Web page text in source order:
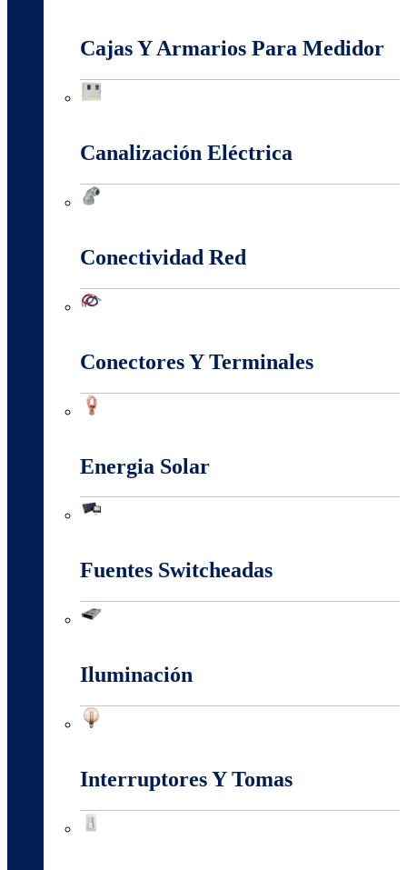
Cajas Y Armarios Para Medidor
Canalización Eléctrica
Conectividad Red
Conectores Y Terminales
Energia Solar
Fuentes Switcheadas
Iluminación
Interruptores Y Tomas